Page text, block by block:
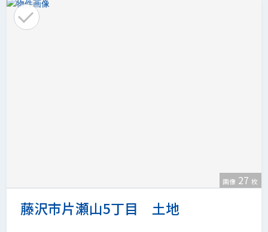
藤沢市片瀬山5丁目 土地
画像 27 枚